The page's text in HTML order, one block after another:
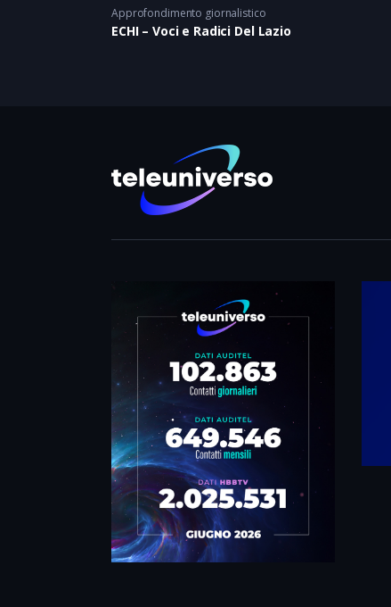
Approfondimento giornalistico
ECHI – Voci e Radici Del Lazio